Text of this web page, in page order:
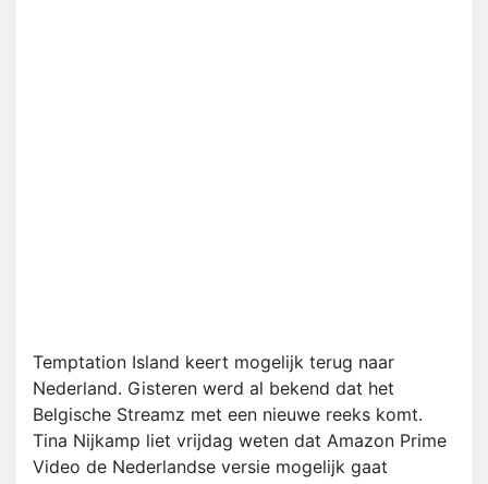
Temptation Island keert mogelijk terug naar
Nederland. Gisteren werd al bekend dat het
Belgische Streamz met een nieuwe reeks komt.
Tina Nijkamp liet vrijdag weten dat Amazon Prime
Video de Nederlandse versie mogelijk gaat